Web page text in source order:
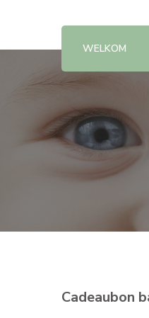
WELKOM
Cadeaubon